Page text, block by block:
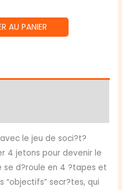
AU PANIER
le jeu de soci?t?
4 jetons pour devenir le
se d?roule en 4 ?tapes et
“objectifs” secr?tes, qui